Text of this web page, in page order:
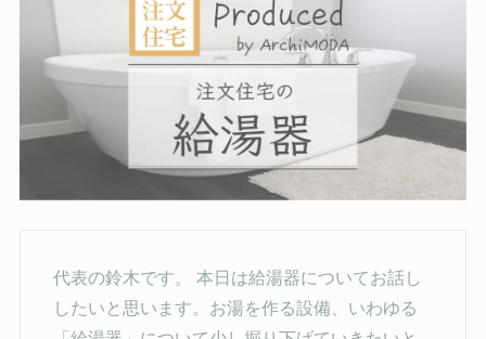
代表の鈴木です。 本日は給湯器についてお話し
したいと思います。お湯を作る設備、いわゆる